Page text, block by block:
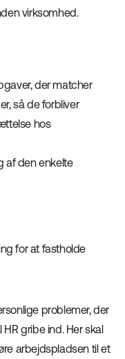
virksomhed.
der matcher
så de forbliver
hos
af den enkelte
for at fastholde
problemer, der
gribe ind. Her skal
arbejdspladsen til et